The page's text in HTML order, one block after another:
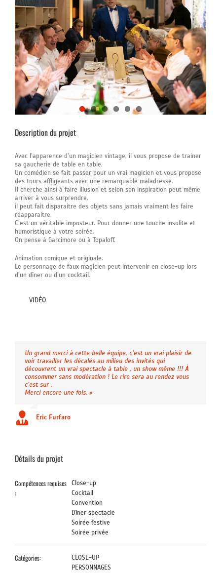
Description du projet
Avec l’apparence d’un magicien vintage, il vous propose de trainer
sa gaucherie de table en table.
Un comédien se fait passer pour un vrai magicien et vous propose
des tours affligeants avec une remarquable maladresse.
Il cherche ainsi à faire illusion et selon son inspiration peut même
arriver à vous surprendre.
il peut fait disparaitre des objets sans jamais vraiment les faire
réapparaitre.
C’est un véritable imposteur. Pour donner une touche insolite et
humoristique à votre soirée.
On pense à Garcimore ou à Topaloff.
Animation comique et originale.
Le personnage de faux magicien peut intervenir en close-up lors
d’un dîner ou d’un cocktail.
VIDÉO
Un grand merci à cette belle équipe, c’est un vrai plaisir de
voir travailler les décalés au milieu des invités qui
découvrent un vrai spectacle à table , un show même !!! À
consommer sans modération ! Le rire sera au rendez vous
c’est sur .
Merci encore une fois. »
Eric Furfaro
Détails du projet
Compétences requises
:
Close-up
Cocktail
Convention
Dîner spectacle
Soirée festive
Soirée privée
Catégories:
CLOSE-UP
PERSONNAGES